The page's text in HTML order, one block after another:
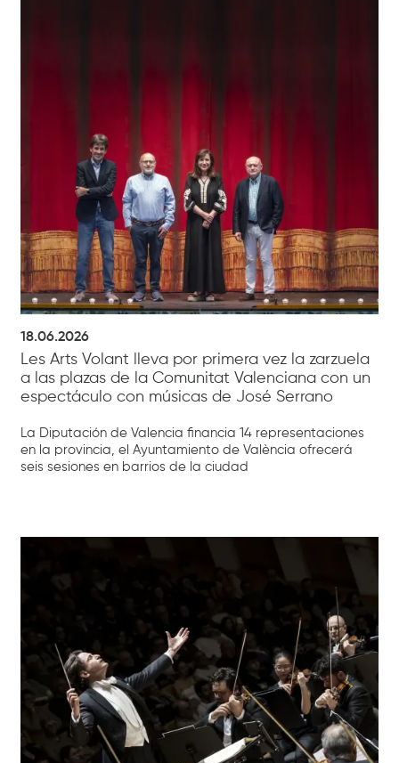
18.06.2026
Les Arts Volant lleva por primera vez la zarzuela
a las plazas de la Comunitat Valenciana con un
espectáculo con músicas de José Serrano
La Diputación de Valencia financia 14 representaciones
en la provincia, el Ayuntamiento de València ofrecerá
seis sesiones en barrios de la ciudad